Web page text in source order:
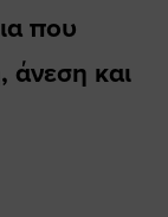
που
και